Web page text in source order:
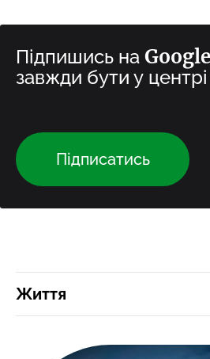
Підпишись на
завжди бути у
Підписатись
Життя